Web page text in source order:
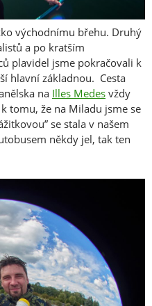
východnímu břehu. Druhý
a po kratším
plavidel jsme pokračovali k
hlavní základnou. Cesta
na Illes Medes vždy
tomu, že na Miladu jsme se
se stala v našem
někdy jel, tak ten